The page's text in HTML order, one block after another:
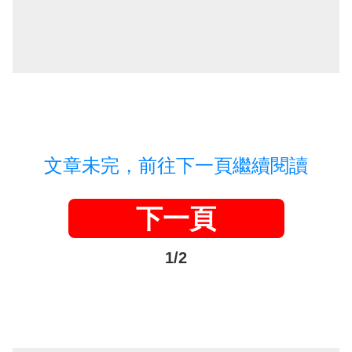
文章未完，前往下一頁繼續閱讀
下一頁
1/2